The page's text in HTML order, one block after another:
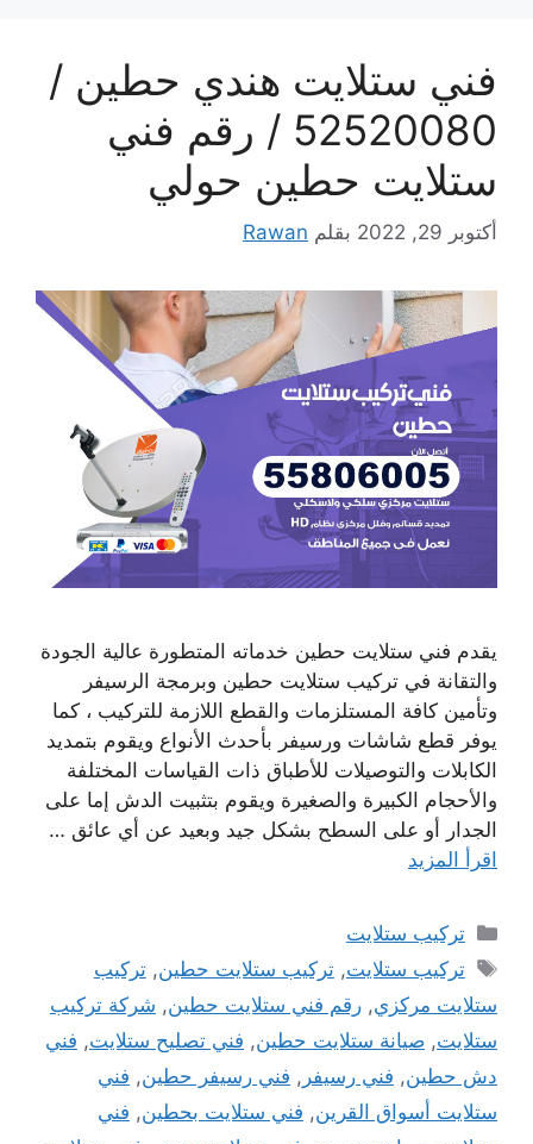
فني ستلايت هندي حطين /
52520080 / رقم فني
ستلايت حطين حولي
أكتوبر 29, 2022 بقلم Rawan
يقدم فني ستلايت حطين خدماته المتطورة عالية الجودة
والتقانة في تركيب ستلايت حطين وبرمجة الرسيفر
وتأمين كافة المستلزمات والقطع اللازمة للتركيب ، كما
يوفر قطع شاشات ورسيفر بأحدث الأنواع ويقوم بتمديد
الكابلات والتوصيلات للأطباق ذات القياسات المختلفة
والأحجام الكبيرة والصغيرة ويقوم بتثبيت الدش إما على
الجدار أو على السطح بشكل جيد وبعيد عن أي عائق …
اقرأ المزيد
التصنيفات
تركيب ستلايت
الوسوم
تركيب ستلايت,تركيب ستلايت حطين,تركيب
ستلايت مركزي, رقم فني ستلايت حطين, شركة تركيب
ستلايت, صيانة ستلايت حطين, فني تصليح ستلايت, فني
دش حطين, فني رسيفر , فني رسيفر حطين, فني
ستلايت أسواق القرين, فني ستلايت بحطين, فني